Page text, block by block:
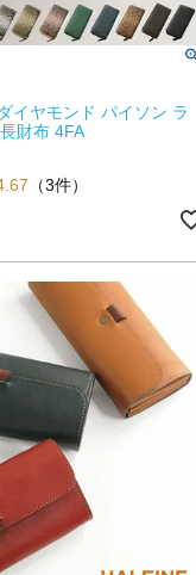
イヤモンド パイソン ラ
財布 4FA
（3件）